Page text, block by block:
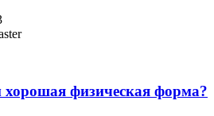
физическая форма?